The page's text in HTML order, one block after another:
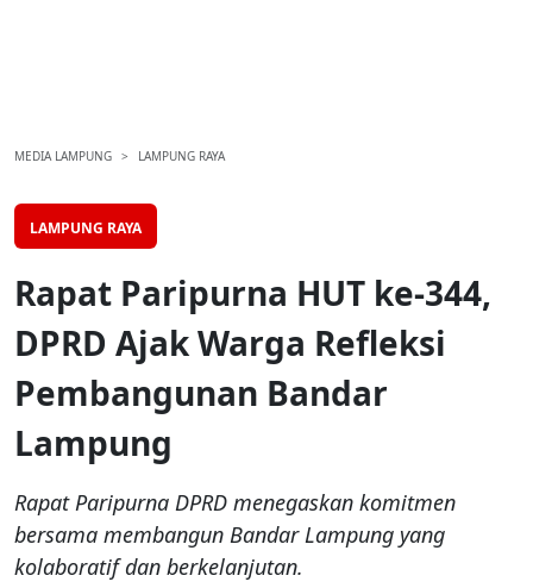
MEDIA LAMPUNG LAMPUNG RAYA
LAMPUNG RAYA
Rapat Paripurna HUT ke-344,
DPRD Ajak Warga Refleksi
Pembangunan Bandar
Lampung
Rapat Paripurna DPRD menegaskan komitmen
bersama membangun Bandar Lampung yang
kolaboratif dan berkelanjutan.